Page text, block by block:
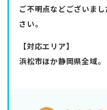
ご不明点などございま
さい。
【対応エリア】
浜松市ほか静岡県全域。